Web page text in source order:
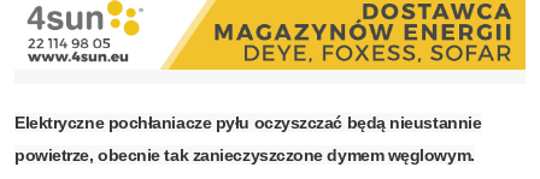
Elektryczne pochłaniacze pyłu oczyszczać będą nieustannie
powietrze, obecnie tak zanieczyszczone dymem węglowym.